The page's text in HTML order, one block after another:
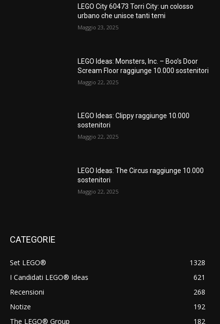
LEGO City 60473 Torri City: un colosso
urbano che unisce tanti temi
Maggio 23, 2025
LEGO Ideas: Monsters, Inc. – Boo’s Door
Scream Floor raggiunge 10.000 sostenitori
Maggio 22, 2025
LEGO Ideas: Clippy raggiunge 10.000
sostenitori
Maggio 22, 2025
LEGO Ideas: The Circus raggiunge 10.000
sostenitori
Maggio 22, 2025
CATEGORIE
Set LEGO®
1328
I Candidati LEGO® Ideas
621
Recensioni
268
Notize
192
The LEGO® Group
182